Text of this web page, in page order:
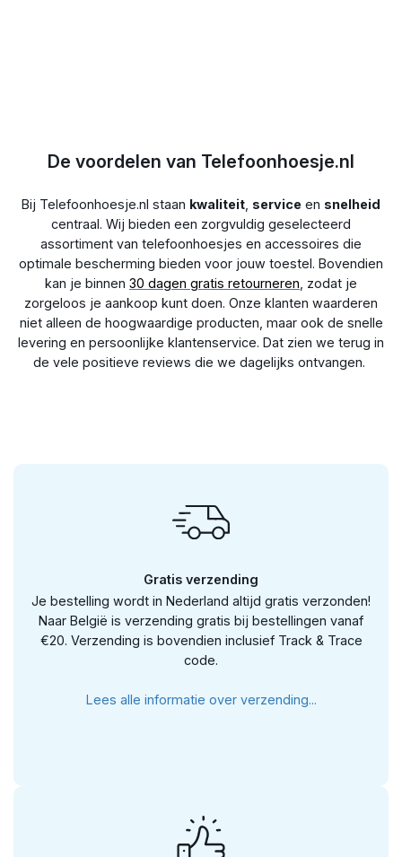
kan deze minder goed werken door de extra laag tussen de
sensor en je vinger. Andere manieren om je telefoon te
Eenvoudige installatie: De MobyDefend HD Privacy Glass
Screenprotectors zijn eenvoudig te plaatsen. Volg de
meegeleverde instructies en geniet binnen enkele minuten van
bescherming voor je telefoon én privacy.
De voordelen van Telefoonhoesje.nl
Bij Telefoonhoesje.nl staan kwaliteit service en snelheid
centraal. Wij bieden een zorgvuldig geselecteerd
assortiment van telefoonhoesjes en accessoires die
optimale bescherming bieden voor jouw toestel. Bovendien
kan je binnen 30 dagen gratis retourneren , zodat je
zorgeloos je aankoop kunt doen. Onze klanten waarderen
niet alleen de hoogwaardige producten, maar ook de snelle
levering en persoonlijke klantenservice. Dat zien we terug in
de vele positieve reviews die we dagelijks ontvangen.
Gratis verzending
Je bestelling wordt in Nederland altijd gratis verzonden!
Naar België is verzending gratis bij bestellingen vanaf
€20. Verzending is bovendien inclusief Track & Trace
code.
Lees alle informatie over verzending...